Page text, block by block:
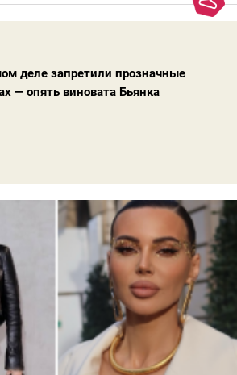
в том, что сама мода сделала шаг
деле запретили прозначные
— опять виновата Бьянка